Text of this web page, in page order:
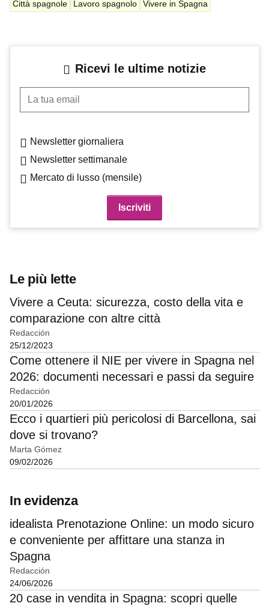
Città spagnole Lavoro spagnolo Vivere in Spagna
Ricevi le ultime notizie
La tua email
Newsletter giornaliera
Newsletter settimanale
Mercato di lusso (mensile)
Le più lette
Vivere a Ceuta: sicurezza, costo della vita e
comparazione con altre città
Redacción
25/12/2023
Come ottenere il NIE per vivere in Spagna nel
2026: documenti necessari e passi da seguire
Redacción
20/01/2026
Ecco i quartieri più pericolosi di Barcellona, sai
dove si trovano?
Marta Gómez
09/02/2026
In evidenza
idealista Prenotazione Online: un modo sicuro
e conveniente per affittare una stanza in
Spagna
Redacción
24/06/2026
20 case in vendita in Spagna: scopri quelle